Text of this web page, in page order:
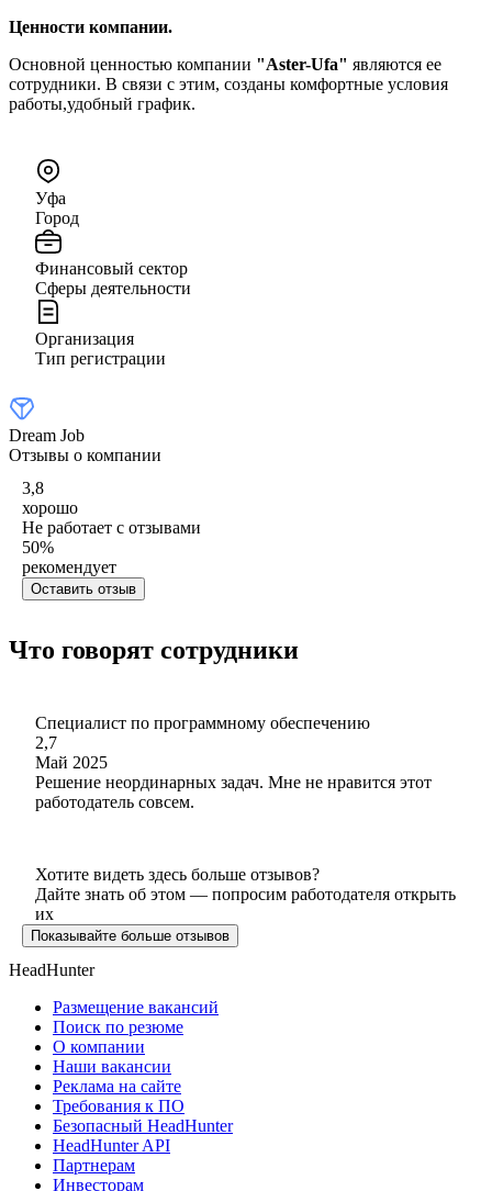
Ценности компании.
Основной ценностью компании "Aster-Ufa" являются ее
сотрудники. В связи с этим, созданы комфортные условия
работы,удобный график.
Уфа
Город
Финансовый сектор
Сферы деятельности
Организация
Тип регистрации
Dream Job
Отзывы о компании
3,8
хорошо
Не работает с отзывами
50%
рекомендует
Оставить отзыв
Что говорят сотрудники
Специалист по программному обеспечению
2,7
Май 2025
Решение неординарных задач. Мне не нравится этот
работодатель совсем.
Хотите видеть здесь больше отзывов?
Дайте знать об этом — попросим работодателя открыть
их
Показывайте больше отзывов
HeadHunter
Размещение вакансий
Поиск по резюме
О компании
Наши вакансии
Реклама на сайте
Требования к ПО
Безопасный HeadHunter
HeadHunter API
Партнерам
Инвесторам